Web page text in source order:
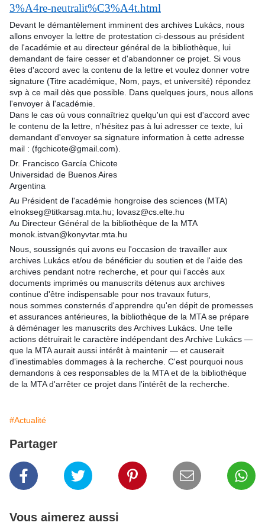
3%A4re-neutralit%C3%A4t.html
Devant le démantèlement imminent des archives Lukács, nous
allons envoyer la lettre de protestation ci-dessous au président
de l'académie et au directeur général de la bibliothèque, lui
demandant de faire cesser et d'abandonner ce projet. Si vous
êtes d'accord avec la contenu de la lettre et voulez donner votre
signature (Titre académique, Nom, pays, et université) répondez
svp à ce mail dès que possible. Dans quelques jours, nous allons
l'envoyer à l'académie.
Dans le cas où vous connaîtriez quelqu'un qui est d'accord avec
le contenu de la lettre, n'hésitez pas à lui adresser ce texte, lui
demandant d'envoyer sa signature information à cette adresse
mail : (fgchicote@gmail.com).
Dr. Francisco García Chicote
Universidad de Buenos Aires
Argentina
Au Président de l'académie hongroise des sciences (MTA)
elnokseg@titkarsag.mta.hu; lovasz@cs.elte.hu
Au Directeur Général de la bibliothèque de la MTA
monok.istvan@konyvtar.mta.hu
Nous, soussignés qui avons eu l'occasion de travailler aux
archives Lukács et/ou de bénéficier du soutien et de l'aide des
archives pendant notre recherche, et pour qui l'accès aux
documents imprimés ou manuscrits détenus aux archives
continue d'être indispensable pour nos travaux futurs,
nous sommes consternés d'apprendre qu'en dépit de promesses
et assurances antérieures, la bibliothèque de la MTA se prépare
à déménager les manuscrits des Archives Lukács. Une telle
actions détruirait le caractère indépendant des Archive Lukács —
que la MTA aurait aussi intérêt à maintenir — et causerait
d'inestimables dommages à la recherche. C'est pourquoi nous
demandons à ces responsables de la MTA et de la bibliothèque
de la MTA d'arrêter ce projet dans l'intérêt de la recherche.
#Actualité
Partager
Vous aimerez aussi